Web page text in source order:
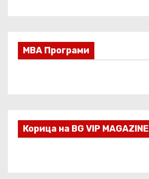
МВА Програми
Корица на BG VIP MAGAZINE